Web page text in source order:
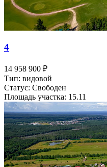
4
14 958 900 ₽
Тип: видовой
Статус: Свободен
Площадь участка: 15.11